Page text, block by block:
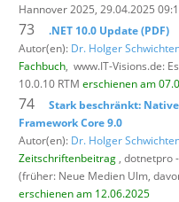
Hannover 2025, 29.04.2025
73
.NET 10.0 Update (PDF)
Autor(en): Dr. Holger
Fachbuch, www.IT-Visions.de:
10.0.10 RTM erschienen am
74
Stark beschränkt:
Framework Core 9.0
Autor(en): Dr. Holger
Zeitschriftenbeitrag , dotnetpro
(früher: Neue Medien Ulm,
erschienen am 12.06.2025